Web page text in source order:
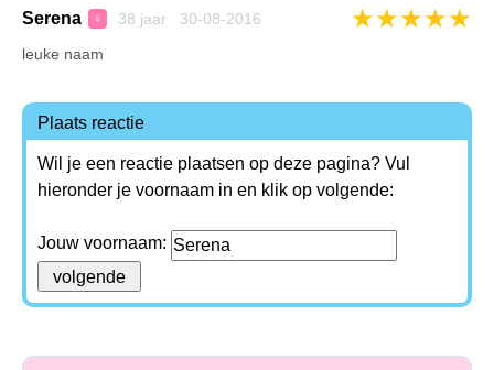
Serena ♀ 38 jaar 30-08-2016 ★★★★★
leuke naam
Plaats reactie
Wil je een reactie plaatsen op deze pagina? Vul
hieronder je voornaam in en klik op volgende:
Jouw voornaam: